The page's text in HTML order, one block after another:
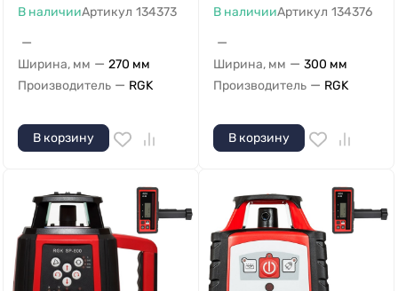
В наличииАртикул 134373
—
Ширина, мм — 270 мм
Производитель — RGK
В корзину
В наличииАртикул 134376
—
Ширина, мм — 300 мм
Производитель — RGK
В корзину